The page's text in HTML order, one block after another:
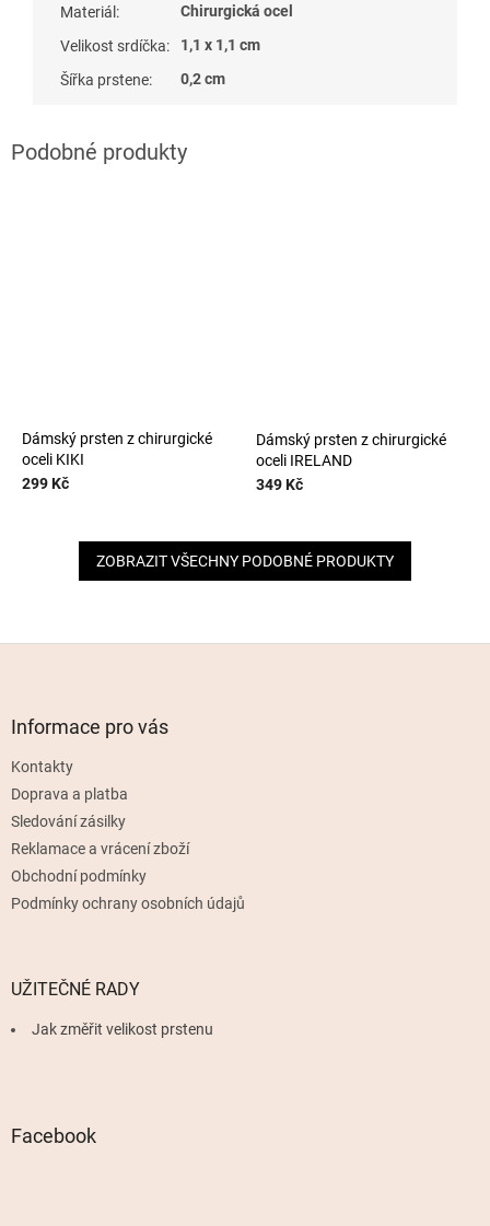
Materiál :
Chirurgická ocel
Velikost srdíčka:
1,1 x 1,1 cm
Šířka prstene: 0,2 cm
Dámský prsten z chirurgické
oceli KIKI
299 Kč
Dámský prsten z chirurgické
oceli IRELAND
349 Kč
ZOBRAZIT VŠECHNY PODOBNÉ PRODUKTY
Informace pro vás
Kontakty
Doprava a platba
Sledování zásilky
Reklamace a vrácení zboží
Obchodní podmínky
Podmínky ochrany osobních údajů
UŽITEČNÉ RADY
Jak změřit velikost prstenu
Facebook